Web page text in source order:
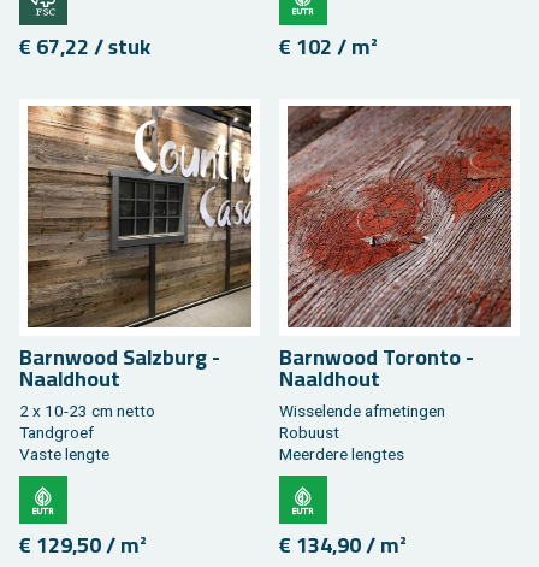
€ 67,22 / stuk € 102 / m²
Barn­wood Salz­burg -
Naald­hout
2 x 10-23 cm netto
Tand­groef
Vaste leng­te
€ 129,50 / m²
Barn­wood Tor­on­to -
Naald­hout
Wis­se­len­de af­me­tin­gen
Ro­buust
Meer­de­re leng­tes
€ 134,90 / m²